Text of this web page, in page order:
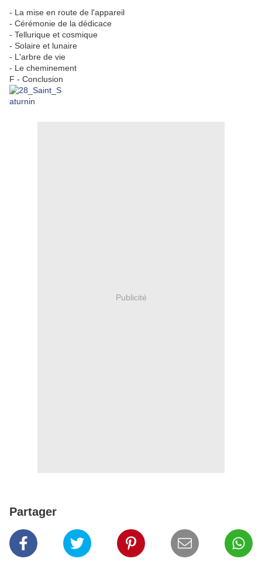
- La mise en route de l'appareil
- Cérémonie de la dédicace
- Tellurique et cosmique
- Solaire et lunaire
- L'arbre de vie
- Le cheminement
F - Conclusion
Publicité
Partager